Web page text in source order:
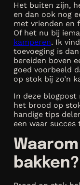
Het buiten zijn,
en dan ook nog
met vrienden en
Of het nu bij
kamperen. Ik
toevoeging is
bereiden boven
goed voorbeeld
op stok bij zo’n
In deze blogpost
het brood op
handige tips
een waar succes
bakken?